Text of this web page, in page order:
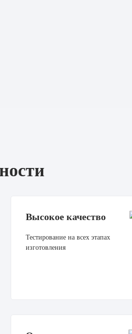
Высокое качество
Тестирование на всех этапах
изготовления